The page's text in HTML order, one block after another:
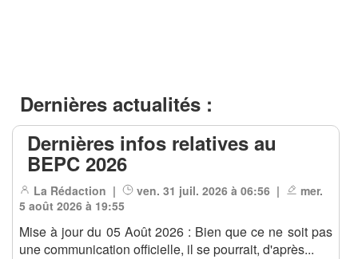
Dernières actualités :
Dernières infos relatives au
BEPC 2026
La Rédaction | ven. 31 juil. 2026 à 06:56 |
mer.
5 août 2026 à 19:55
Mise à jour du 05 Août 2026 : Bien que ce ne soit pas
une communication officielle, il se pourrait, d'après...